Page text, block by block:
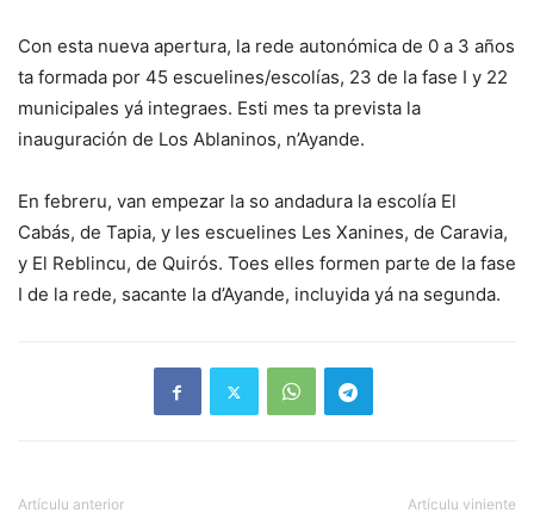
Con esta nueva apertura, la rede autonómica de 0 a 3 años
ta formada por 45 escuelines/escolías, 23 de la fase I y 22
municipales yá integraes. Esti mes ta prevista la
inauguración de Los Ablaninos, n’Ayande.
En febreru, van empezar la so andadura la escolía El
Cabás, de Tapia, y les escuelines Les Xanines, de Caravia,
y El Reblincu, de Quirós. Toes elles formen parte de la fase
I de la rede, sacante la d’Ayande, incluyida yá na segunda.
Artículu anterior Artículu viniente